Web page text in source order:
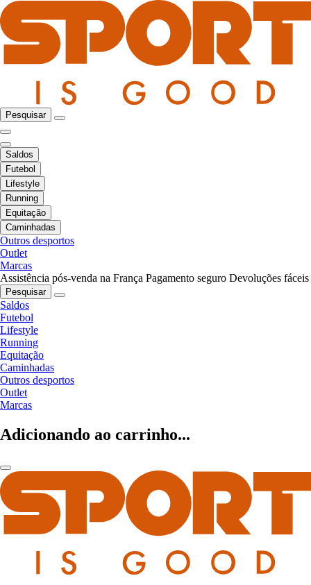
Pesquisar
Saldos
Futebol
Lifestyle
Running
Equitação
Caminhadas
Outros desportos
Outlet
Marcas
Assistência pós-venda na França Pagamento seguro Devoluções fáceis
Pesquisar
Saldos
Futebol
Lifestyle
Running
Equitação
Caminhadas
Outros desportos
Outlet
Marcas
Adicionando ao carrinho...